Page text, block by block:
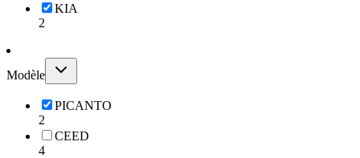
KIA
2
Modèle
PICANTO
2
CEED
4